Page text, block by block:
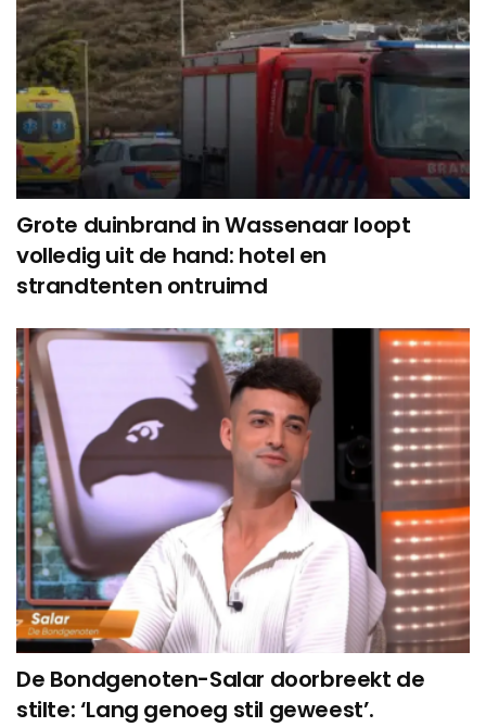
Grote duinbrand in Wassenaar loopt
volledig uit de hand: hotel en
strandtenten ontruimd
De Bondgenoten-Salar doorbreekt de
stilte: ‘Lang genoeg stil geweest’.